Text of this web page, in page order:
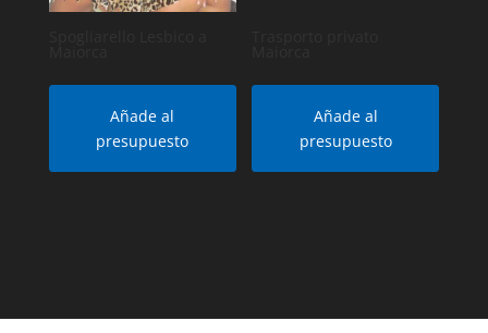
Añade al
presupuesto
Añade al
presupuesto